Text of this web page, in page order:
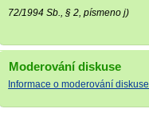
72/1994 Sb., § 2, písmeno j)
Moderování diskuse
Informace o moderování diskuse